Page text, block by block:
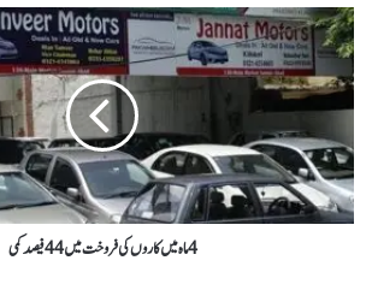
4 ماہ میں کاروں کی فروخت میں 44 فیصد کمی